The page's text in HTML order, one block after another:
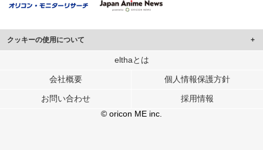
クッキーの使用について
このサイトでは Cookie を使用して、ユーザーに合わせたコンテンツや広告の
行っています。
メディアや広告配信、データ解析の各パートナーに提供しています。
各パートナーは、この情報とユーザーが各パートナーに提供した他の情報や、
ユーザーが各パートナーのサービスを使用したときに収集した他の情報を組み
elthaとは
会社概要 個人情報保護方針
お問い合わせ
採用情報
© oricon ME inc.